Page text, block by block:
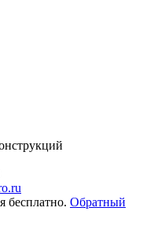
бесплатно. Обратный